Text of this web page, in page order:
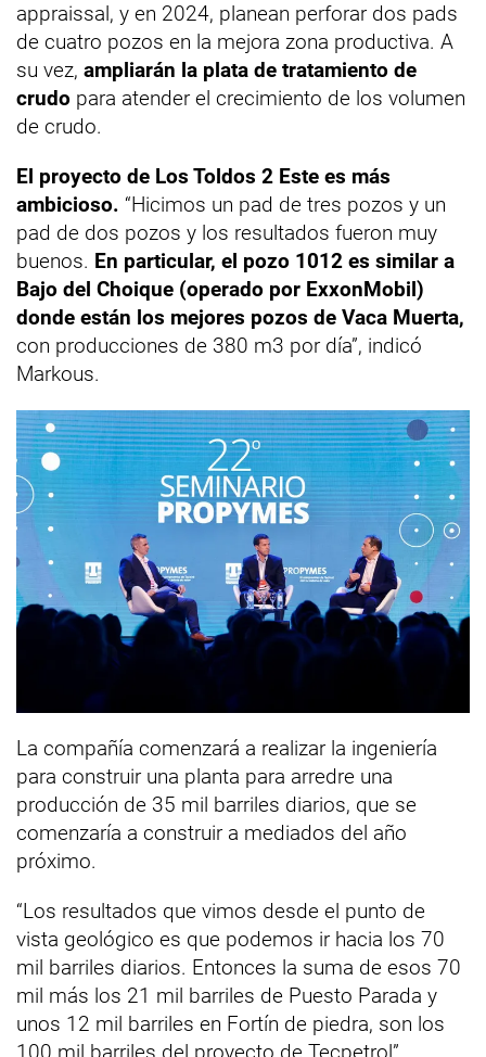
appraissal, y en 2024, planean perforar dos pads
de cuatro pozos en la mejora zona productiva. A
su vez, ampliarán la plata de tratamiento de
crudo para atender el crecimiento de los volumen
de crudo.
El proyecto de Los Toldos 2 Este es más
ambicioso. “Hicimos un pad de tres pozos y un
pad de dos pozos y los resultados fueron muy
buenos. En particular, el pozo 1012 es similar a
Bajo del Choique (operado por ExxonMobil)
donde están los mejores pozos de Vaca Muerta,
con producciones de 380 m3 por día”, indicó
Markous.
La compañía comenzará a realizar la ingeniería
para construir una planta para arredre una
producción de 35 mil barriles diarios, que se
comenzaría a construir a mediados del año
próximo.
“Los resultados que vimos desde el punto de
vista geológico es que podemos ir hacia los 70
mil barriles diarios. Entonces la suma de esos 70
mil más los 21 mil barriles de Puesto Parada y
unos 12 mil barriles en Fortín de piedra, son los
100 mil barriles del proyecto de Tecpetrol”,